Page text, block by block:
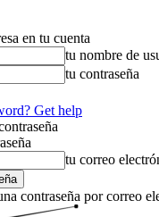
en tu cuenta
tu nombre de
tu contraseña
Get help
tu correo
contraseña por correo